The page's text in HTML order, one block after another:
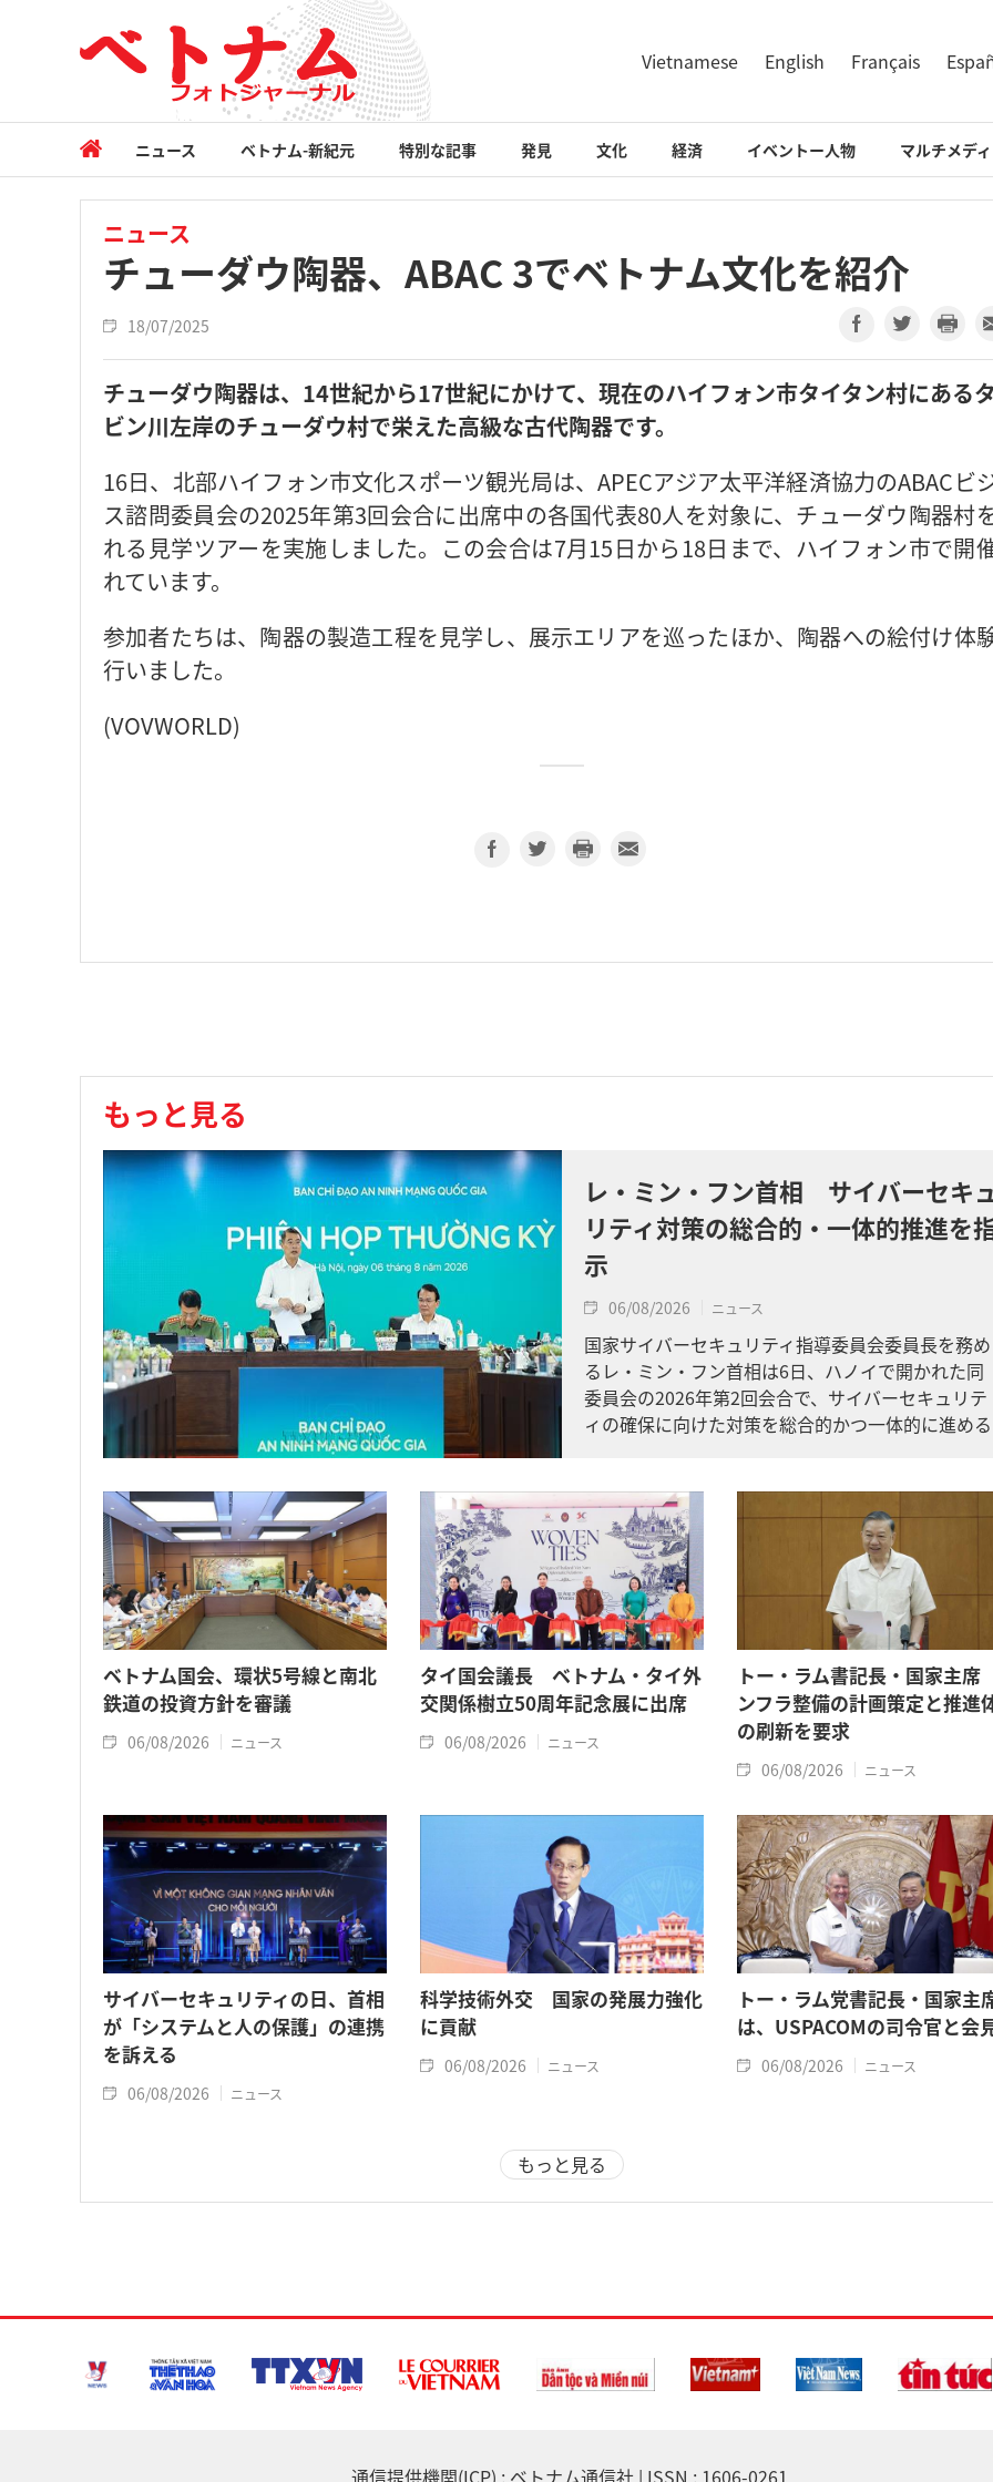
Vietnamese English Français
ニュース ベトナム-新紀元 特別な記事 発見 文化 経済 イベントー人物 マルチメデ
ニュース
チューダウ陶器、ABAC 3でベトナム文化を紹介
18/07/2025
チューダウ陶器は、14世紀から17世紀にかけて、現在のハイフォン市タイタン村にある
ビン川左岸のチューダウ村で栄えた高級な古代陶器です。
16日、北部ハイフォン市文化スポーツ観光局は、APECアジア太平洋経済協力のABACビ
ス諮問委員会の2025年第3回会合に出席中の各国代表80人を対象に、チューダウ陶器村
れる見学ツアーを実施しました。この会合は7月15日から18日まで、ハイフォン市で開
れています。
参加者たちは、陶器の製造工程を見学し、展示エリアを巡ったほか、陶器への絵付け体
行いました。
(VOVWORLD)
もっと見る
レ・ミン・フン首相 サイバーセキ
リティ対策の総合的・一体的推進を
示
06/08/2026 ニュース
国家サイバーセキュリティ指導委員会委員長を務め
るレ・ミン・フン首相は6日、ハノイで開かれた同
委員会の2026年第2回会合で、サイバーセキュリテ
ィの確保に向けた対策を総合的かつ一体的に進める
ベトナム国会、環状5号線と南北
鉄道の投資方針を審議
06/08/2026 ニュース
タイ国会議長 ベトナム・タイ外
交関係樹立50周年記念展に出席
06/08/2026 ニュース
トー・ラム書記長・国家主
ンフラ整備の計画策定と推進
の刷新を要求
06/08/2026 ニュース
サイバーセキュリティの日、首相
が「システムと人の保護」の連携
を訴える
06/08/2026 ニュース
科学技術外交 国家の発展力強化
に貢献
06/08/2026 ニュース
トー・ラム党書記長・国家主
は、USPACOMの司令官と会
06/08/2026 ニュース
もっと見る
通信提供機関(ICP) : ベトナム通信社 | ISSN : 1606-0261